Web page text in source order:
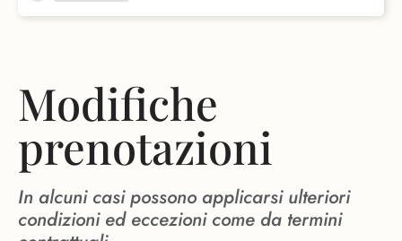
Modifiche
prenotazioni
In alcuni casi possono applicarsi ulteriori
condizioni ed eccezioni come da termini